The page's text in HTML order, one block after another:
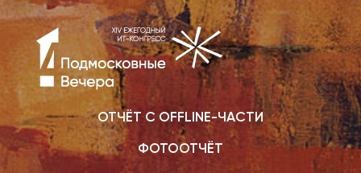
ОТЧЁТ С OFFLINE-ЧАСТИ
ФОТООТЧЁТ